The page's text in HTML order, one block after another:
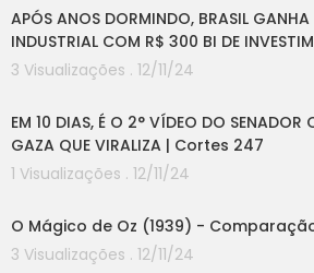
APÓS ANOS DORMINDO, BRASIL
INDUSTRIAL COM R$ 300 BI DE
3 Visualizações . 12/11/24
EM 10 DIAS, É O 2° VÍDEO DO SENADOR
GAZA QUE VIRALIZA | Cortes 247
1 Visualizações . 12/11/24
O Mágico de Oz (1939) -
3 Visualizações . 12/11/24